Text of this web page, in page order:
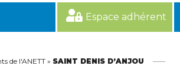
Espace adhérent
de l'ANETT» SAINT DENIS D’ANJOU